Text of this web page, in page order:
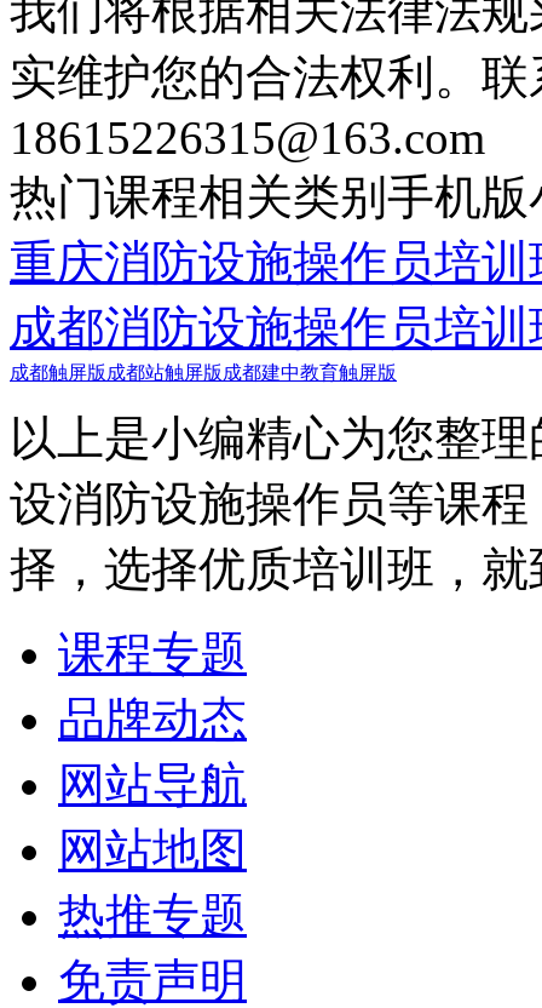
我们将根据相关法律法
实维护您的合法权利。
18615226315@163.com
热门课程相关类别 手机版
重庆消防设施操作员培训
成都消防设施操作员培训
成都触屏版 成都站触屏版 成都建中教育触屏版
以上是小编精心为您整
设消防设施操作员等课
择，选择优质培训班，
课程专题
品牌动态
网站导航
网站地图
热推专题
免责声明